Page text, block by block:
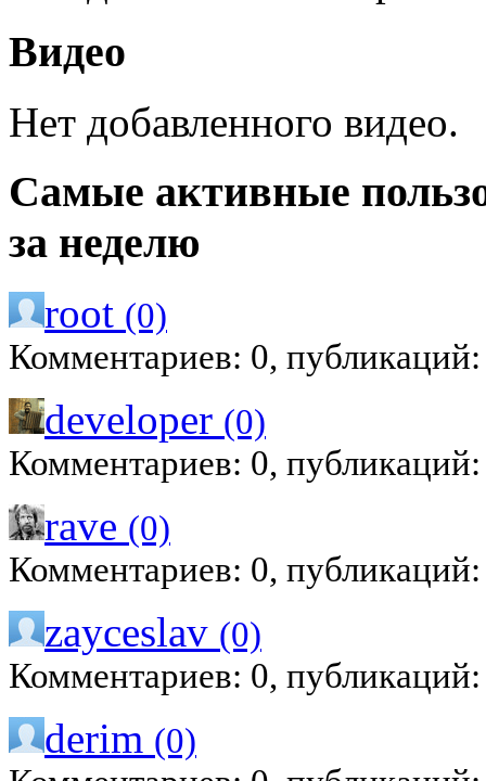
Видео
Нет добавленного видео.
Самые активные
за неделю
root (0)
Комментариев: 0,
developer (0)
Комментариев: 0,
rave (0)
Комментариев: 0,
zayceslav (0)
Комментариев: 0,
derim (0)